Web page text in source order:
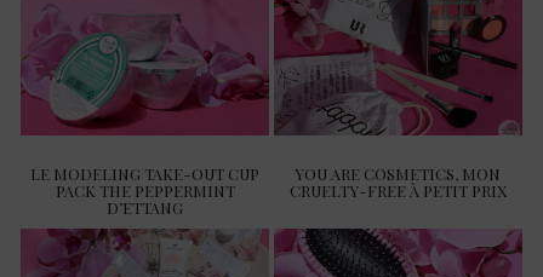
LE MODELING TAKE-OUT CUP
PACK THE PEPPERMINT
D’ETTANG
YOU ARE COSMETICS, MON
CRUELTY-FREE À PETIT PRIX